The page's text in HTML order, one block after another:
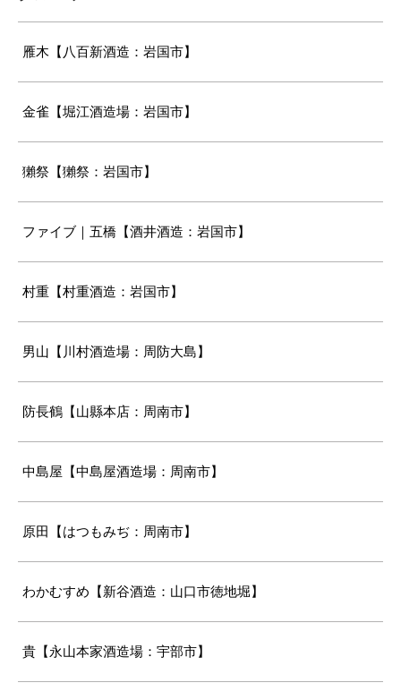
雁木【八百新酒造：岩国市】
金雀【堀江酒造場：岩国市】
獺祭【獺祭：岩国市】
ファイブ｜五橋【酒井酒造：岩国市】
村重【村重酒造：岩国市】
男山【川村酒造場：周防大島】
防長鶴【山縣本店：周南市】
中島屋【中島屋酒造場：周南市】
原田【はつもみぢ：周南市】
わかむすめ【新谷酒造：山口市徳地堀】
貴【永山本家酒造場：宇部市】